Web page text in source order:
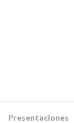
Presentaciones